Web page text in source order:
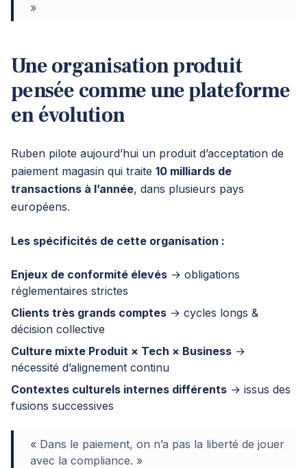
»
Une organisation produit
pensée comme une plateforme
en évolution
Ruben pilote aujourd’hui un produit d’acceptation de
paiement magasin qui traite 10 milliards de
transactions à l’année, dans plusieurs pays
européens.
Les spécificités de cette organisation :
Enjeux de conformité élevés → obligations
réglementaires strictes
Clients très grands comptes → cycles longs &
décision collective
Culture mixte Produit × Tech × Business →
nécessité d’alignement continu
Contextes culturels internes différents → issus des
fusions successives
« Dans le paiement, on n’a pas la liberté de jouer
avec la compliance. »